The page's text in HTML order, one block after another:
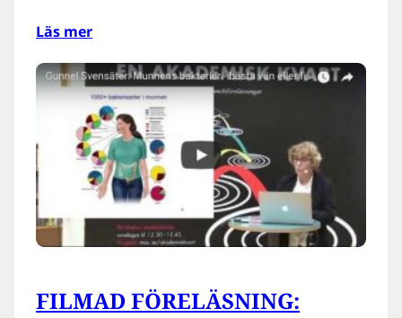
Läs mer
FILMAD FÖRELÄSNING: